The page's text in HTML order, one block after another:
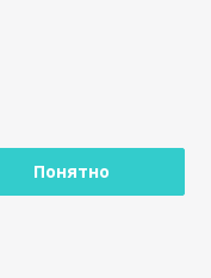
Понятно